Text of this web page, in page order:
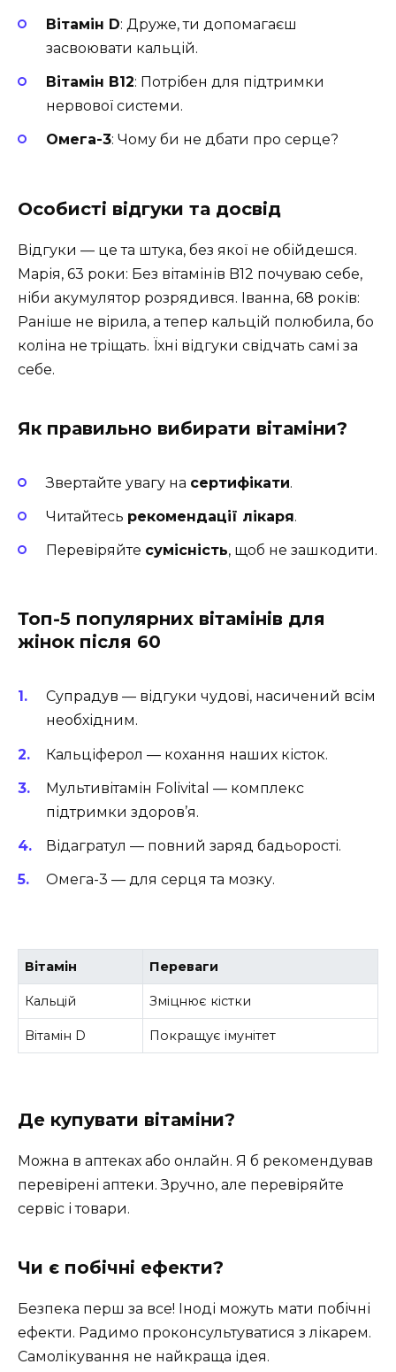
Вітамін D: Друже, ти допомагаєш
засвоювати кальцій.
Вітамін B12: Потрібен для підтримки
нервової системи.
Омега-3: Чому би не дбати про серце?
Особисті відгуки та досвід
Відгуки — це та штука, без якої не обійдешся.
Марія, 63 роки: Без вітамінів B12 почуваю себе,
ніби акумулятор розрядився. Іванна, 68 років:
Раніше не вірила, а тепер кальцій полюбила, бо
коліна не тріщать. Їхні відгуки свідчать самі за
себе.
Як правильно вибирати вітаміни?
Звертайте увагу на сертифікати.
Читайтесь рекомендації лікаря.
Перевіряйте сумісність, щоб не зашкодити.
Топ-5 популярних вітамінів для
жінок після 60
Супрадув — відгуки чудові, насичений всім
необхідним.
Кальціферол — кохання наших кісток.
Мультивітамін Folivital — комплекс
підтримки здоров’я.
Відагратул — повний заряд бадьорості.
Омега-3 — для серця та мозку.
Вітамін Переваги
Кальцій Зміцнює кістки
Вітамін D Покращує імунітет
Де купувати вітаміни?
Можна в аптеках або онлайн. Я б рекомендував
перевірені аптеки. Зручно, але перевіряйте
сервіс і товари.
Чи є побічні ефекти?
Безпека перш за все! Іноді можуть мати побічні
ефекти. Радимо проконсультуватися з лікарем.
Самолікування не найкраща ідея.